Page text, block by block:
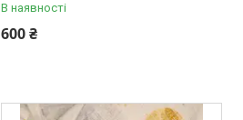
В наявності
600 ₴